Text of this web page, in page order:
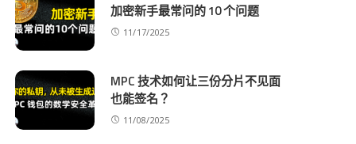
加密新手最常问的 10 个问题
11/17/2025
MPC 技术如何让三份分片不见面
也能签名？
11/08/2025